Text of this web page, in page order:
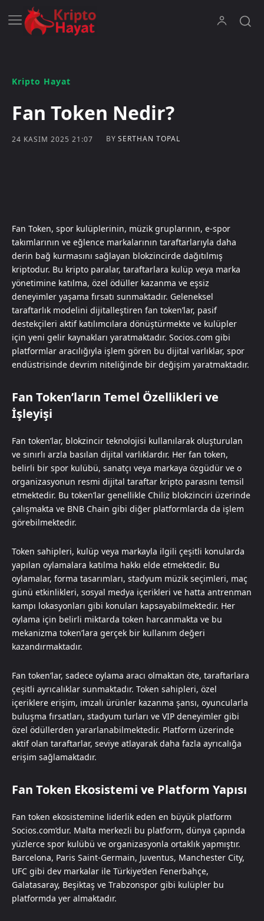
Kripto Hayat
Fan Token Nedir?
24 KASIM 2025 21:07 BY SERTHAN TOPAL
Fan Token, spor kulüplerinin, müzik gruplarının, e-spor
takımlarının ve eğlence markalarının taraftarlarıyla daha
derin bağ kurmasını sağlayan blokzincirde dağıtılmış
kriptodur. Bu kripto paralar, taraftarlara kulüp veya marka
yönetimine katılma, özel ödüller kazanma ve eşsiz
deneyimler yaşama fırsatı sunmaktadır. Geleneksel
taraftarlık modelini dijitalleştiren fan token’lar, pasif
destekçileri aktif katılımcılara dönüştürmekte ve kulüpler
için yeni gelir kaynakları yaratmaktadır. Socios.com gibi
platformlar aracılığıyla işlem gören bu dijital varlıklar, spor
endüstrisinde devrim niteliğinde bir değişim yaratmaktadır.
Fan Token’ların Temel Özellikleri ve
İşleyişi
Fan token’lar, blokzincir teknolojisi kullanılarak oluşturulan
ve sınırlı arzla basılan dijital varlıklardır. Her fan token,
belirli bir spor kulübü, sanatçı veya markaya özgüdür ve o
organizasyonun resmi dijital taraftar kripto parasını temsil
etmektedir. Bu token’lar genellikle Chiliz blokzinciri üzerinde
çalışmakta ve BNB Chain gibi diğer platformlarda da işlem
görebilmektedir.
Token sahipleri, kulüp veya markayla ilgili çeşitli konularda
yapılan oylamalara katılma hakkı elde etmektedir. Bu
oylamalar, forma tasarımları, stadyum müzik seçimleri, maç
günü etkinlikleri, sosyal medya içerikleri ve hatta antrenman
kampı lokasyonları gibi konuları kapsayabilmektedir. Her
oylama için belirli miktarda token harcanmakta ve bu
mekanizma token’lara gerçek bir kullanım değeri
kazandırmaktadır.
Fan token’lar, sadece oylama aracı olmaktan öte, taraftarlara
çeşitli ayrıcalıklar sunmaktadır. Token sahipleri, özel
içeriklere erişim, imzalı ürünler kazanma şansı, oyuncularla
buluşma fırsatları, stadyum turları ve VIP deneyimler gibi
özel ödüllerden yararlanabilmektedir. Platform üzerinde
aktif olan taraftarlar, seviye atlayarak daha fazla ayrıcalığa
erişim sağlamaktadır.
Fan Token Ekosistemi ve Platform Yapısı
Fan token ekosistemine liderlik eden en büyük platform
Socios.com’dur. Malta merkezli bu platform, dünya çapında
yüzlerce spor kulübü ve organizasyonla ortaklık yapmıştır.
Barcelona, Paris Saint-Germain, Juventus, Manchester City,
UFC gibi dev markalar ile Türkiye’den Fenerbahçe,
Galatasaray, Beşiktaş ve Trabzonspor gibi kulüpler bu
platformda yer almaktadır.